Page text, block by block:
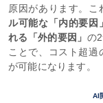
原因があります。こ
ル可能な「内的要因」
れる「外的要因」 の
ことで、コスト超過
が可能になります。
AI